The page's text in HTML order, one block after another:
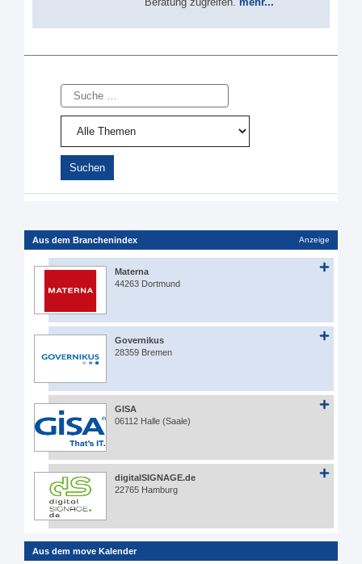
Suche
Aus dem Branchenindex Anzeige
Materna
44263 Dortmund
Governikus
28359 Bremen
GISA
06112 Halle (Saale)
digitalSIGNAGE.de
22765 Hamburg
Aus dem move Kalender